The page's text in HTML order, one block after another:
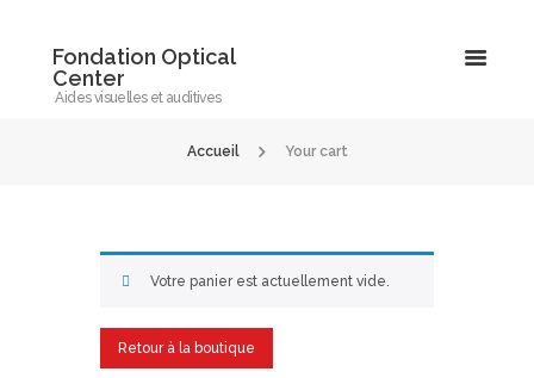
Fondation Optical
Center
Aides visuelles et auditives
Accueil Your cart
Votre panier est actuellement vide.
Retour à la boutique